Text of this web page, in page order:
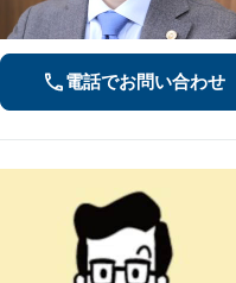
電話でお問い合わせ